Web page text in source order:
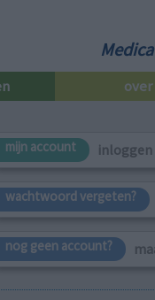
mijn account inloggen
wachtwoord vergeten?
nog geen account?